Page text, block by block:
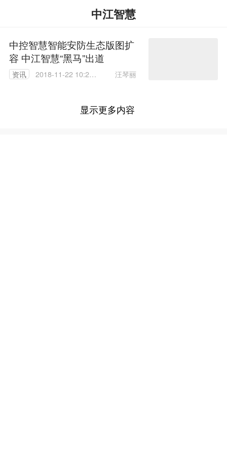
中江智慧
中控智慧智能安防生态版图扩
容 中江智慧“黑马”出道
资讯
2018-11-22 10:21:
汪琴丽
显示更多内容